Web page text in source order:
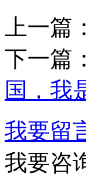
上一篇
下一篇
国，我
我要留
我要咨